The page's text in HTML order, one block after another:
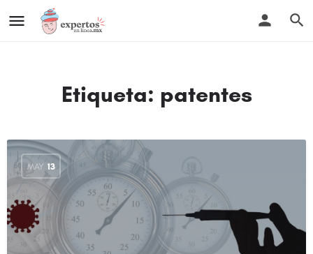
Etiqueta: patentes
MAY 13